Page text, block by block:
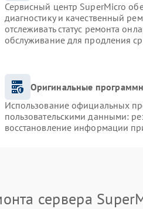
Сервисный центр SuperMicro
диагностику и качественный
отслеживать статус ремонта
обслуживание для продления
Оригинальные
Использование официальных
пользовательскими данными:
восстановление информации
сервера